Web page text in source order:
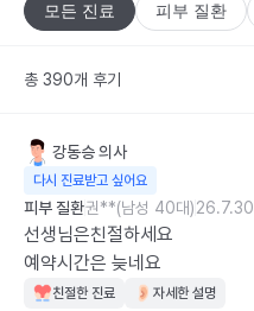
모든 진료 피부 질환
총 390개 후기
강동승의사
다시 진료받고 싶어요
피부 질환권**(남성 40대)26.7.30
선생님은친절하세요
예약시간은 늦네요
친절한 진료 자세한 설명